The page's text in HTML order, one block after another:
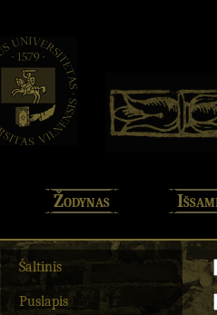
Žodynas
Šaltinis
Puslapis